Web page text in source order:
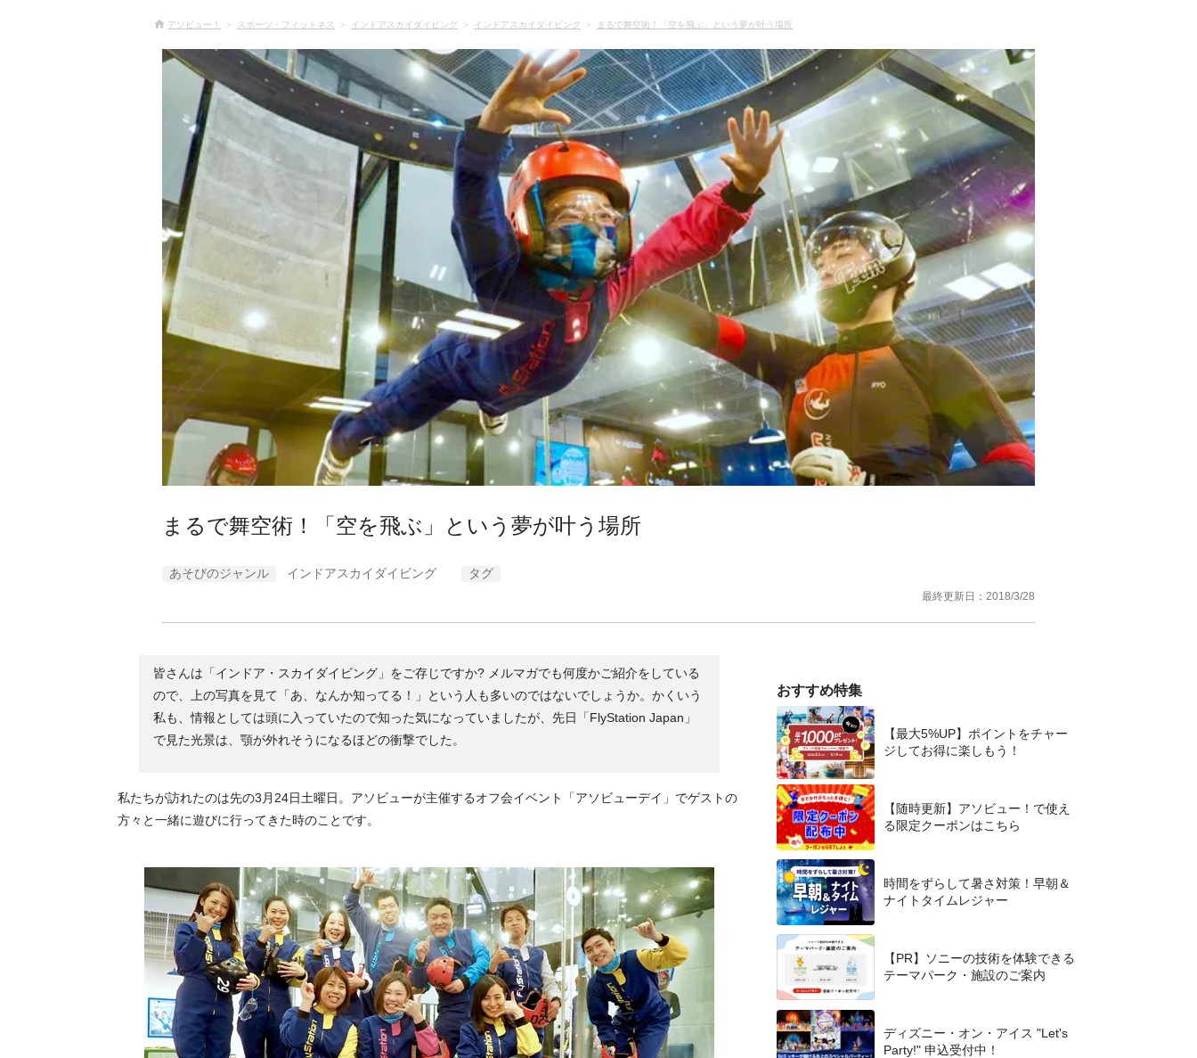
アソビュー！ スポーツ・フィットネス インドアスカイダイビング インドアスカイダイビング まるで舞空術！「空を飛ぶ」という夢が叶う場所
まるで舞空術！「空を飛ぶ」という夢が叶う場所
あそびのジャンル インドアスカイダイビング タグ
最終更新日： 2018/3/28
皆さんは「インドア・スカイダイビング」をご存じですか? メルマガでも何度かご紹介をしている
ので、上の写真を見て「あ、なんか知ってる！」という人も多いのではないでしょうか。かくいう
私も、情報としては頭に入っていたので知った気になっていましたが、先日「FlyStation Japan」
で見た光景は、顎が外れそうになるほどの衝撃でした。
私たちが訪れたのは先の3月24日土曜日。アソビューが主催するオフ会イベント「アソビューデイ」でゲストの
方々と一緒に遊びに行ってきた時のことです。
おすすめ特集
【最大5%UP】ポイントをチャー
ジしてお得に楽しもう！
【随時更新】アソビュー！で使え
る限定クーポンはこちら
時間をずらして暑さ対策！早朝＆
ナイトタイムレジャー
【PR】ソニーの技術を体験できる
テーマパーク・施設のご案内
ディズニー・オン・アイス "Let's
Party!" 申込受付中！